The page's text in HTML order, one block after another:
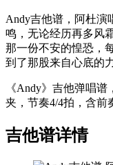
Andy吉他谱，阿杜演
鸣，无论经历再多风
那一份不安的惶恐，
到了那股来自心底的
《Andy》吉他弹唱
夹，节奏4/4拍，含前
吉他谱详情